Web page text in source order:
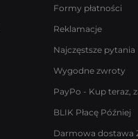
Formy płatności
Reklamacje
Najczęstsze pytania
Wygodne zwroty
PayPo - Kup teraz,
BLIK Płacę Później
Darmowa dostawa